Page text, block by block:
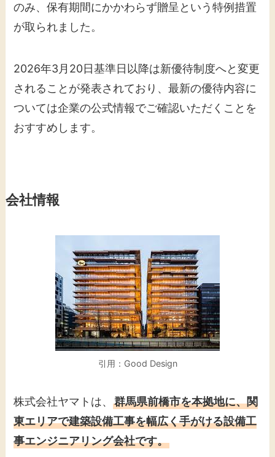
のみ、保有期間にかかわらず贈呈という特例措置
が取られました。
2026年3月20日基準日以降は新優待制度へと変更
されることが発表されており、最新の優待内容に
ついては企業の公式情報でご確認いただくことを
おすすめします。
会社情報
引用：Good Design
株式会社ヤマトは、群馬県前橋市を本拠地に、関
東エリアで建築設備工事を幅広く手がける設備工
事エンジニアリング会社です。